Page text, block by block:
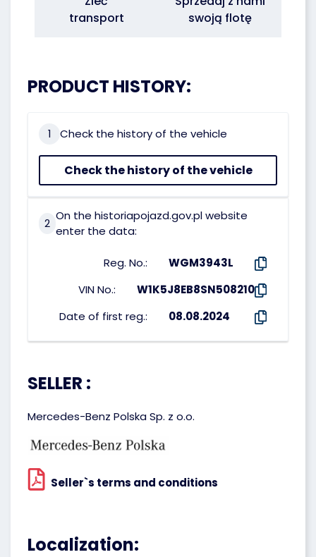
transport
swoją flotę
PRODUCT HISTORY:
1 Check the history of the vehicle
Check the history of the vehicle
2
On the historiapojazd.gov.pl website
enter the data:
Reg. No.:
WGM3943L
VIN No.:
W1K5J8EB8SN508210
Date of first reg.:
08.08.2024
SELLER :
Mercedes-Benz Polska Sp. z o.o.
Seller`s terms and conditions
Localization: